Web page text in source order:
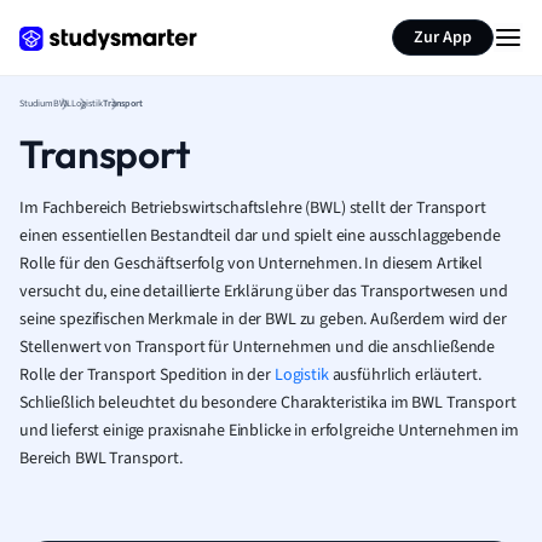
Zur App
StudiumBWLLogistikTransport
Transport
Im Fachbereich Betriebswirtschaftslehre (BWL) stellt der Transport
einen essentiellen Bestandteil dar und spielt eine ausschlaggebende
Rolle für den Geschäftserfolg von Unternehmen. In diesem Artikel
versucht du, eine detaillierte Erklärung über das Transportwesen und
seine spezifischen Merkmale in der BWL zu geben. Außerdem wird der
Stellenwert von Transport für Unternehmen und die anschließende
Rolle der Transport Spedition in der Logistikausführlich erläutert.
Schließlich beleuchtet du besondere Charakteristika im BWL Transport
und lieferst einige praxisnahe Einblicke in erfolgreiche Unternehmen im
Bereich BWL Transport.